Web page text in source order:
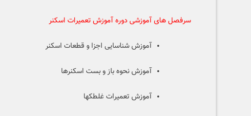
سرفصل های آموزشی دوره آموزش تعمیرات اسکنر
آموزش شناسایی اجزا و قطعات اسکنر
آموزش نحوه باز و بست اسکنرها
آموزش تعمیرات غلطکها